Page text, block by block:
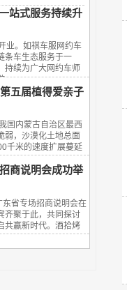
站式服务持续升
业。如祺车服网约车
条车生态服务于一
持续为广大网约车师
...
五届植得爱亲子
国内蒙古自治区最西
弱，沙漠化土地总面
千米的速度扩展蔓延
商说明会成功举
东省专场招商说明会在
齐聚于此，共同探讨
共赢新时代。酒拾烤